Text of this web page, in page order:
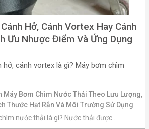
Hở, Cánh Vortex Hay Cánh
Ưu Nhược Điểm Và Ứng Dụng
cánh vortex là gì? Máy bơm chìm
Máy Bơm Chìm Nước Thải Theo Lưu Lượng,
Thước Hạt Rắn Và Môi Trường Sử Dụng
nước thải là gì? Nước thải được...